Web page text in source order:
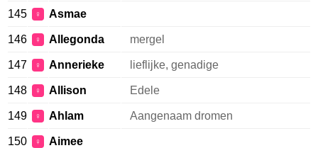
145 ♀ Asmae
146 ♀ Allegonda mergel
147 ♀ Annerieke lieflijke, genadige
148 ♀ Allison Edele
149 ♀ Ahlam Aangenaam dromen
150 ♀ Aimee